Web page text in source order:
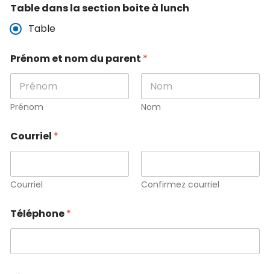
Table dans la section boite à lunch
Table
Prénom et nom du parent *
Prénom Nom
Courriel *
Courriel Confirmez courriel
Téléphone*